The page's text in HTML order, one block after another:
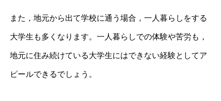
また，地元から出て学校に通う場合，一人暮らしをする
大学生も多くなります。一人暮らしでの体験や苦労も，
地元に住み続けている大学生にはできない経験としてア
ピールできるでしょう。